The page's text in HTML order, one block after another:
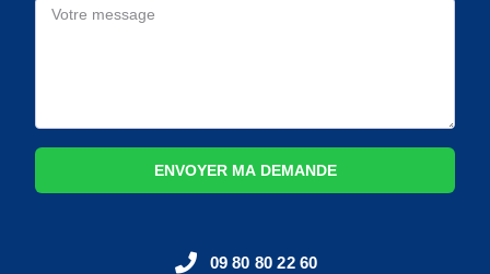
ENVOYER MA DEMANDE
09 80 80 22 60